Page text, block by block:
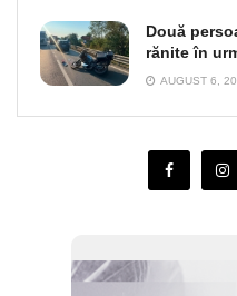
Două
rănite în
AUGUST 6,